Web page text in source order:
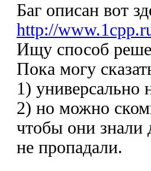
Баг описан вот
http://
Ищу способ
Пока могу
1) универсально
2) но можно
чтобы они знали
не пропадали.